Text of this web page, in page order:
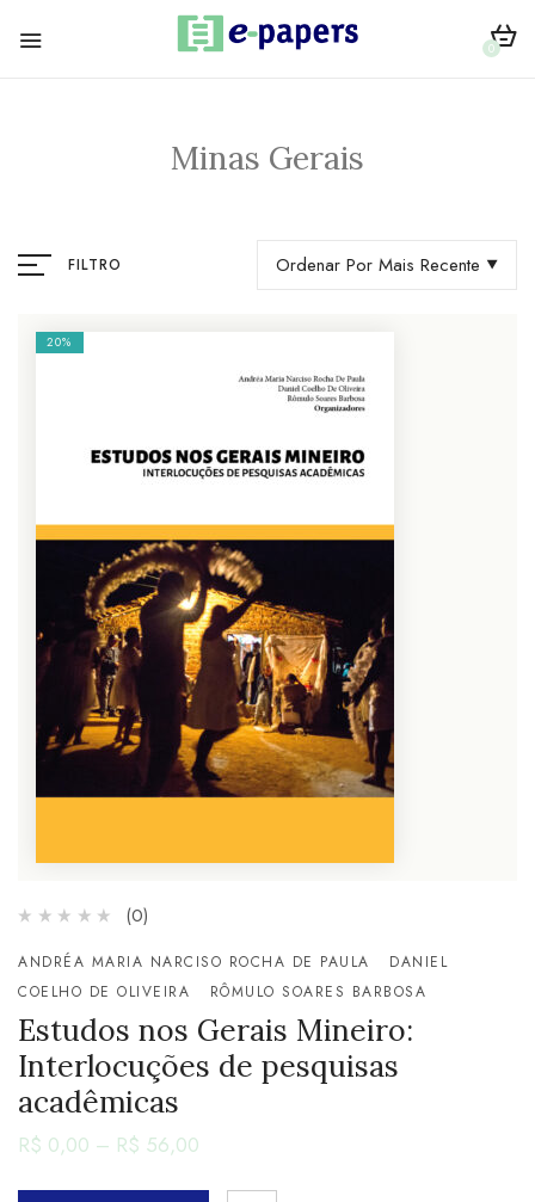
0
Minas Gerais
FILTRO Ordenar Por Mais Recente
20%
(0)
ANDRÉA MARIA NARCISO ROCHA DE PAULA
DANIEL
COELHO DE OLIVEIRA
RÔMULO SOARES BARBOSA
Estudos nos Gerais Mineiro:
Interlocuções de pesquisas
acadêmicas
R$ 0,00 – R$ 56,00